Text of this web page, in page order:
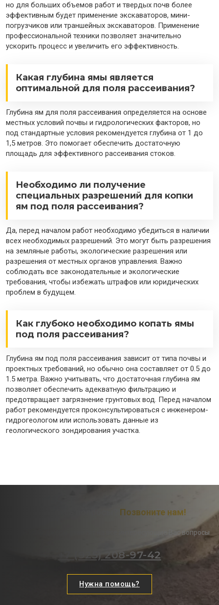
но для больших объемов работ и твердых почв более
эффективным будет применение экскаваторов, мини-
погрузчиков или траншейных экскаваторов. Применение
профессиональной техники позволяет значительно
ускорить процесс и увеличить его эффективность.
Какая глубина ямы является
оптимальной для поля рассеивания?
Глубина ям для поля рассеивания определяется на основе
местных условий почвы и гидрологических факторов, но
под стандартные условия рекомендуется глубина от 1 до
1,5 метров. Это помогает обеспечить достаточную
площадь для эффективного рассеивания стоков.
Необходимо ли получение
специальных разрешений для копки
ям под поля рассеивания?
Да, перед началом работ необходимо убедиться в наличии
всех необходимых разрешений. Это могут быть разрешения
на земляные работы, экологические разрешения или
разрешения от местных органов управления. Важно
соблюдать все законодательные и экологические
требования, чтобы избежать штрафов или юридических
проблем в будущем.
Как глубоко необходимо копать ямы
под поля рассеивания?
Глубина ям под поля рассеивания зависит от типа почвы и
проектных требований, но обычно она составляет от 0.5 до
1.5 метра. Важно учитывать, что достаточная глубина ям
позволяет обеспечить адекватную фильтрацию и
предотвращает загрязнение грунтовых вод. Перед началом
работ рекомендуется проконсультироваться с инженером-
гидрогеологом или использовать данные из
геологического зондирования участка.
Позвоните нам!
Наши менеджеры ответят на все интересующие Вас вопросы
+7 (925) 208-97-42
Нужна помощь?